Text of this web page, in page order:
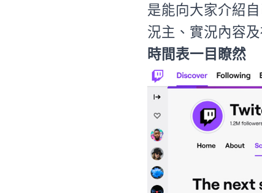
是能向大家介紹
況主、實況內容及
時間表一目瞭然